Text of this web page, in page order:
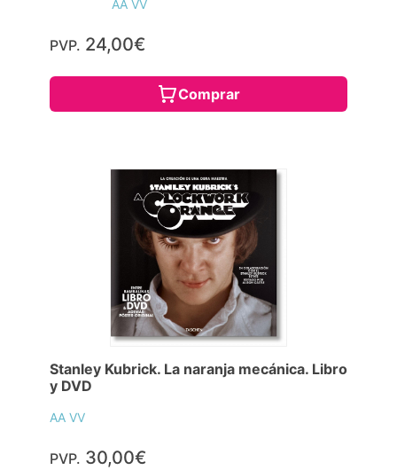
AA VV
PVP. 24,00€
Comprar
Stanley Kubrick. La naranja mecánica. Libro
y DVD
AA VV
PVP. 30,00€